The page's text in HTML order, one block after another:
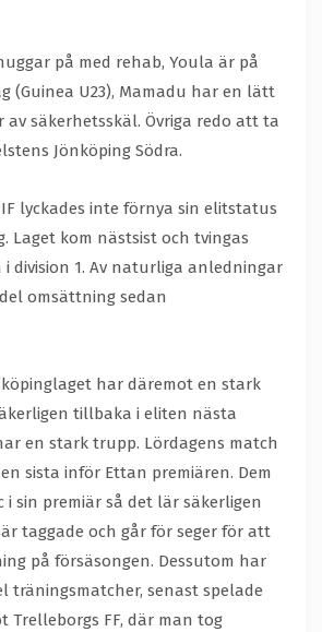
på med rehab, Youla är på
(Guinea U23), Mamadu har en lätt
av säkerhetsskäl. Övriga redo att ta
Jönköping Södra.
lyckades inte förnya sin elitstatus
Laget kom nästsist och tvingas
i division 1. Av naturliga anledningar
omsättning sedan
har däremot en stark
tillbaka i eliten nästa
en stark trupp. Lördagens match
sista inför Ettan premiären. Dem
i sin premiär så det lär säkerligen
taggade och går för seger för att
på försäsongen. Dessutom har
träningsmatcher, senast spelade
Trelleborgs FF, där man tog